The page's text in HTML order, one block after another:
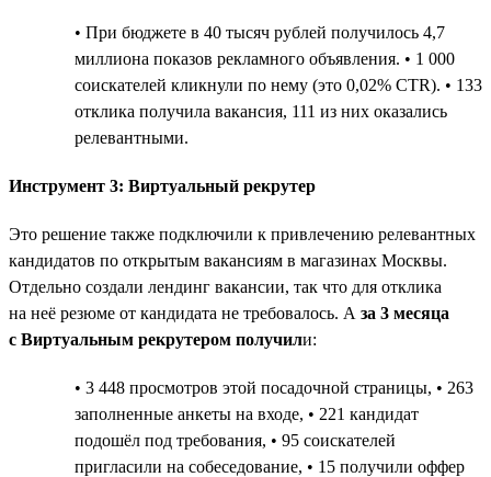
• При бюджете в 40 тысяч рублей получилось 4,7
миллиона показов рекламного объявления. • 1 000
соискателей кликнули по нему (это 0,02% CTR). • 133
отклика получила вакансия, 111 из них оказались
релевантными.
Инструмент 3: Виртуальный рекрутер
Это решение также подключили к привлечению релевантных
кандидатов по открытым вакансиям в магазинах Москвы.
Отдельно создали лендинг вакансии, так что для отклика
на неё резюме от кандидата не требовалось. А за 3 месяца
с Виртуальным рекрутером получили:
• 3 448 просмотров этой посадочной страницы, • 263
заполненные анкеты на входе, • 221 кандидат
подошёл под требования, • 95 соискателей
пригласили на собеседование, • 15 получили оффер